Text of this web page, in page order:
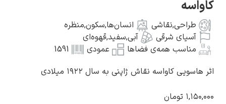
کامی پیسارو
نقاشی انسان‌ها,سکون ,منظره
شرقی
آبی سفید قهوه‌ای
همه‌ی فضاها
عمودی
1591
نقاش ژاپنی به سال ۱۹۲۲ میلادی